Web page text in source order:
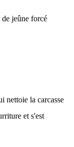
jeûne forcé
nettoie la carcasse
et s'est